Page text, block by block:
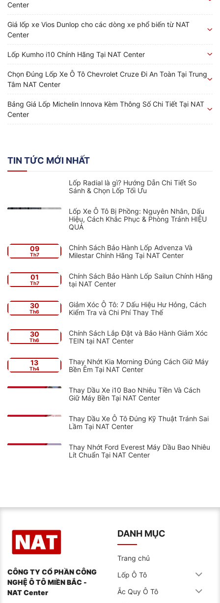
Center
Giá lốp xe Vios Dunlop cho các dòng xe phổ biến từ NAT
Center
Lốp Kumho i10 Chính Hãng Tại NAT Center
Chọn Đúng Lốp Xe Ô Tô Chevrolet Cruze Đi An Toàn Tại Trung
Tâm NAT Center
Bảng Giá Lốp Michelin Innova Kèm Thông Số Chi Tiết Tại NAT
Center
TIN TỨC MỚI NHẤT
Lốp Radial là gì? Hướng Dẫn Chi Tiết So
Sánh & Chọn Lốp Tối Ưu
Lốp Xe Ô Tô Bị Phồng: Nguyên Nhân, Dấu
Hiệu, Cách Khắc Phục & Phòng Tránh HIỆU
QUẢ
09
Th7
Chính Sách Bảo Hành Lốp Advenza Và
Milestar Chính Hãng Tại NAT Center
01
Th7
Chính Sách Bảo Hành Lốp Sailun Chính Hãng
tại NAT Center
30
Th6
Giảm Xóc Ô Tô: 7 Dấu Hiệu Hư Hỏng, Cách
Kiểm Tra và Chi Phí Thay Thế
30
Th6
Chính Sách Lắp Đặt và Bảo Hành Giảm Xóc
TEIN tại NAT Center
13
Th4
Thay Nhớt Kia Morning Đúng Cách Giữ Máy
Bền Êm Tại NAT Center
Thay Dầu Xe i10 Bao Nhiêu Tiền Và Cách
Giữ Máy Bền Tại NAT Center
Thay Dầu Xe Ô Tô Đúng Kỹ Thuật Tránh Sai
Lầm Tại NAT Center
Thay Nhớt Ford Everest Máy Dầu Bao Nhiêu
Lít Chuẩn Tại NAT Center
CÔNG TY CỔ PHẦN CÔNG
NGHỆ Ô TÔ MIỀN BẮC -
NAT Center
DANH MỤC
Trang chủ
Lốp Ô Tô
Ắc Quy Ô Tô